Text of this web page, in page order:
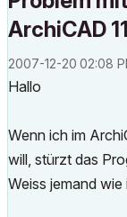
ArchiCAD 11
‎2007-12-20 02:08
Hallo
Wenn ich im
will, stürzt das
Weiss jemand